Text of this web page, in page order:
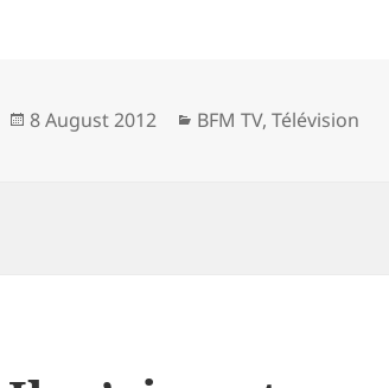
Posted
8 August 2012 Categories
BFM TV,Télévision